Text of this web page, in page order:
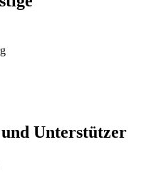
Unterstützer